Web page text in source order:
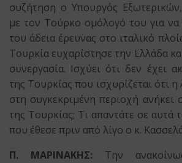
συζήτηση ο Υπουργός
με τον Τούρκο ομόλογό του για να
του άδεια έρευνας στο ιταλικό
Τουρκία ευχαρίστησε την Ελλάδα
συνεργασία. Ισχύει ότι δεν έχει
της Τουρκίας που ισχυρίζεται ότι
στη συγκεκριμένη περιοχή ανήκει
της Τουρκίας; Τι απαντάτε σε αυτά
που έθεσε πριν από λίγο ο κ.
Π. ΜΑΡΙΝΑΚΗΣ: Την